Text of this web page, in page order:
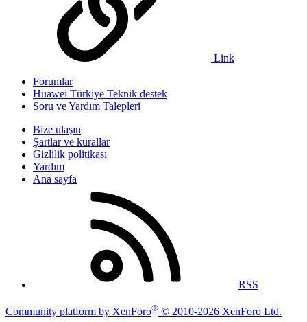
Link
Forumlar
Huawei Türkiye Teknik destek
Soru ve Yardım Talepleri
Bize ulaşın
Şartlar ve kurallar
Gizlilik politikası
Yardım
Ana sayfa
RSS
Community platform by XenForo® © 2010-2026 XenForo Ltd.